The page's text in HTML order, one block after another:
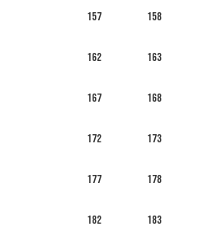
157 158
162 163
167 168
172 173
177 178
182 183